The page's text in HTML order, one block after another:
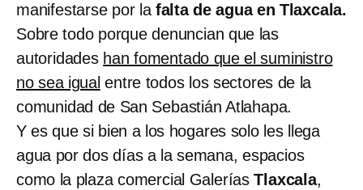
manifestarse por la falta de agua en Tlaxcala.
Sobre todo porque denuncian que las
autoridades han fomentado que el suministro
no sea igual entre todos los sectores de la
comunidad de San Sebastián Atlahapa.
Y es que si bien a los hogares solo les llega
agua por dos días a la semana, espacios
como la plaza comercial GaleríasTlaxcala,